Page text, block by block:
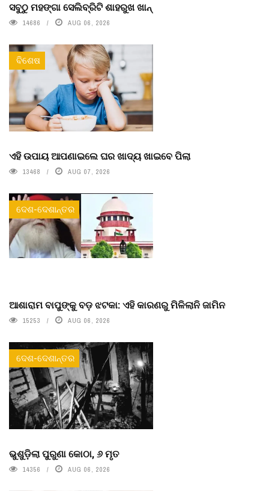
ସବୁଠୁ ମହଙ୍ଗା ସେଲିବ୍ରିଟି ଶାହରୁଖ ଖାନ୍
14686 AUG 06, 2026
ବିଶେଷ
ଏହି ଉପାୟ ଆପଣାଇଲେ ଘର ଖାଦ୍ୟ ଖାଇବେ ପିଲା
13468 AUG 07, 2026
ଦେଶ-ଦେଶାନ୍ତର
ଆଶାରାମ ବାପୁଙ୍କୁ ବଡ଼ ଝଟକା: ଏହି କାରଣରୁ ମିଳିଲାନି ଜାମିନ
15253 AUG 06, 2026
ଦେଶ-ଦେଶାନ୍ତର
ଭୁଶୁଡ଼ିଲା ପୁରୁଣା କୋଠା, ୬ ମୃତ
14356 AUG 06, 2026